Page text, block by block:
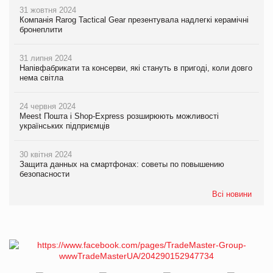
31 жовтня 2024
Компанія Rarog Tactical Gear презентувала надлегкі керамічні
бронеплити
31 липня 2024
Напівфабрикати та консерви, які стануть в пригоді, коли довго
нема світла
24 червня 2024
Meest Пошта і Shop-Express розширюють можливості
українських підприємців
30 квітня 2024
Защита данных на смартфонах: советы по повышению
безопасности
Всі новини